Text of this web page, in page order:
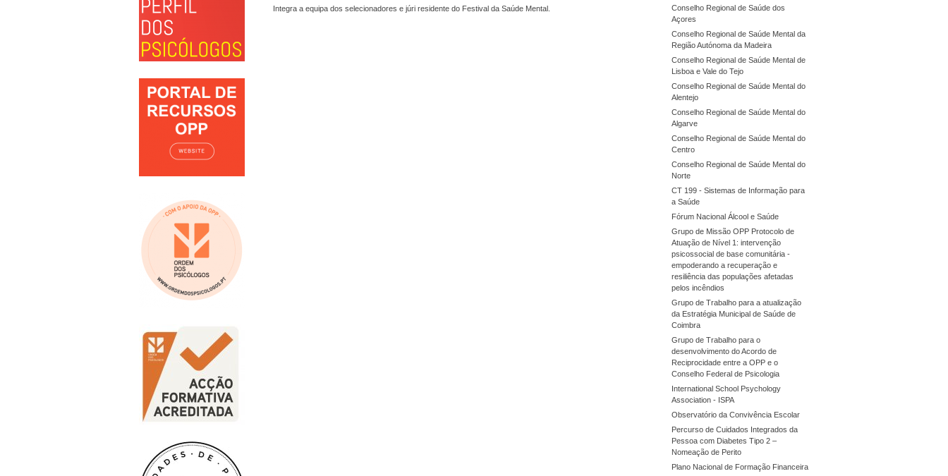
Integra a equipa dos selecionadores e júri residente do Festival da Saúde Mental.
Conselho Regional de Saúde dos
Açores
Conselho Regional de Saúde Mental da
Região Autónoma da Madeira
Conselho Regional de Saúde Mental de
Lisboa e Vale do Tejo
Conselho Regional de Saúde Mental do
Alentejo
Conselho Regional de Saúde Mental do
Algarve
Conselho Regional de Saúde Mental do
Centro
Conselho Regional de Saúde Mental do
Norte
CT 199 - Sistemas de Informação para
a Saúde
Fórum Nacional Álcool e Saúde
Grupo de Missão OPP Protocolo de
Atuação de Nível 1: intervenção
psicossocial de base comunitária -
empoderando a recuperação e
resiliência das populações afetadas
pelos incêndios
Grupo de Trabalho para a atualização
da Estratégia Municipal de Saúde de
Coimbra
Grupo de Trabalho para o
desenvolvimento do Acordo de
Reciprocidade entre a OPP e o
Conselho Federal de Psicologia
International School Psychology
Association - ISPA
Observatório da Convivência Escolar
Percurso de Cuidados Integrados da
Pessoa com Diabetes Tipo 2 –
Nomeação de Perito
Plano Nacional de Formação Financeira